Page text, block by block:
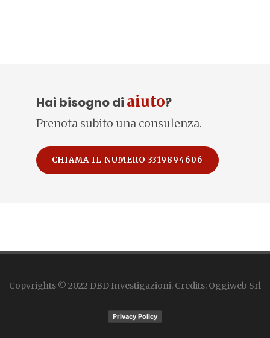
Hai bisogno di aiuto?
Prenota subito una consulenza.
CHIAMA IL NUMERO 3319894606
Copyrights © 2022 DBD Investigazioni. Credits: Oggiweb Srl
Privacy Policy